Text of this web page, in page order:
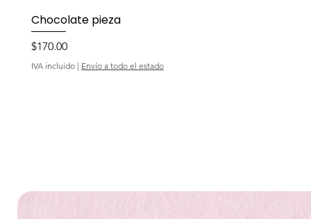
Chocolate pieza
Precio
$170.00
IVA incluido | Envío a todo el estado